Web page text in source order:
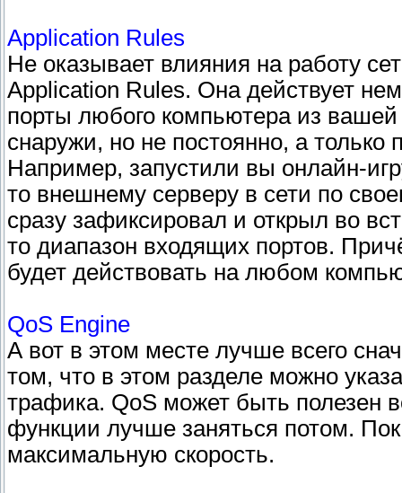
Application Rules
Не оказывает влияния на работу
Application Rules. Она действует
порты любого компьютера из
снаружи, но не постоянно, а только
Например, запустили вы онлайн-
то внешнему серверу в сети по
сразу зафиксировал и открыл во
то диапазон входящих портов.
будет действовать на любом
QoS Engine
А вот в этом месте лучше всего
том, что в этом разделе можно
трафика. QoS может быть полезен
функции лучше заняться потом.
максимальную скорость.